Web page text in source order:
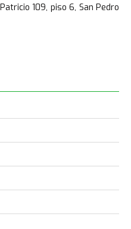
109, piso 6, San Pedro